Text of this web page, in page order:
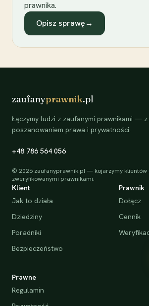
prawnika.
Opisz sprawę→
zaufanyprawnik.pl
Łączymy ludzi z zaufanymi prawnikami — z
poszanowaniem prawa i prywatności.
+48 786 564 056
© 2026 zaufanyprawnik.pl — kojarzymy klientów
zweryfikowanymi prawnikami.
Klient
Jak to działa
Dziedziny
Poradniki
Bezpieczeństwo
Prawnik
Dołącz
Cennik
Prawne
Regulamin